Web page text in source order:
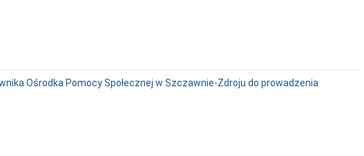
Ośrodka Pomocy Społecznej w Szczawnie-Zdroju do prowadzenia